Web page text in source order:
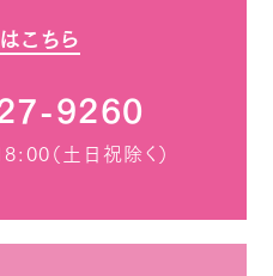
こちら
9260
（土日祝除く）